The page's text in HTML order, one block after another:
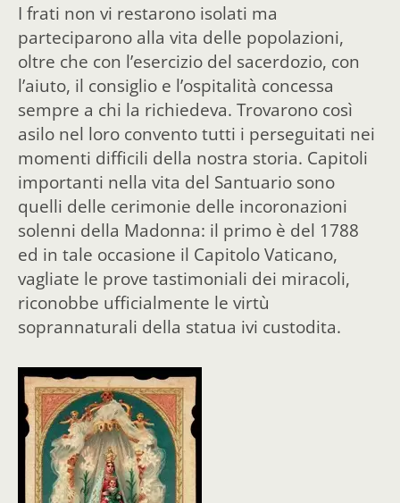
I frati non vi restarono isolati ma
parteciparono alla vita delle popolazioni,
oltre che con l’esercizio del sacerdozio, con
l’aiuto, il consiglio e l’ospitalità concessa
sempre a chi la richiedeva. Trovarono così
asilo nel loro convento tutti i perseguitati nei
momenti difficili della nostra storia. Capitoli
importanti nella vita del Santuario sono
quelli delle cerimonie delle incoronazioni
solenni della Madonna: il primo è del 1788
ed in tale occasione il Capitolo Vaticano,
vagliate le prove tastimoniali dei miracoli,
riconobbe ufficialmente le virtù
soprannaturali della statua ivi custodita.